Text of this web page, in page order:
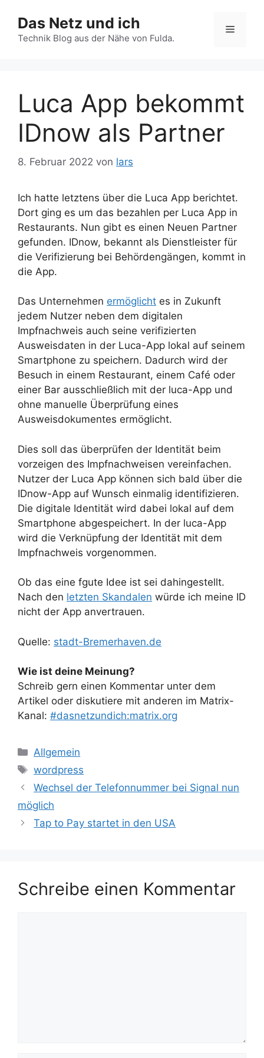
Inhalt
springen
Das Netz und ich
Technik Blog aus der Nähe von Fulda.
Menü
Luca App bekommt
IDnow als Partner
8. Februar 2022 von lars
Ich hatte letztens über die Luca App berichtet.
Dort ging es um das bezahlen per Luca App in
Restaurants. Nun gibt es einen Neuen Partner
gefunden. IDnow, bekannt als Dienstleister für
die Verifizierung bei Behördengängen, kommt in
die App.
Das Unternehmen ermöglicht es in Zukunft
jedem Nutzer neben dem digitalen
Impfnachweis auch seine verifizierten
Ausweisdaten in der Luca-App lokal auf seinem
Smartphone zu speichern. Dadurch wird der
Besuch in einem Restaurant, einem Café oder
einer Bar ausschließlich mit der luca-App und
ohne manuelle Überprüfung eines
Ausweisdokumentes ermöglicht.
Dies soll das überprüfen der Identität beim
vorzeigen des Impfnachweisen vereinfachen.
Nutzer der Luca App können sich bald über die
IDnow-App auf Wunsch einmalig identifizieren.
Die digitale Identität wird dabei lokal auf dem
Smartphone abgespeichert. In der luca-App
wird die Verknüpfung der Identität mit dem
Impfnachweis vorgenommen.
Ob das eine fgute Idee ist sei dahingestellt.
Nach den letzten Skandalen würde ich meine ID
nicht der App anvertrauen.
Quelle: stadt-Bremerhaven.de
Wie ist deine Meinung?
Schreib gern einen Kommentar unter dem
Artikel oder diskutiere mit anderen im Matrix-
Kanal: #dasnetzundich:matrix.org
Kategorien
Allgemein
Schlagwörter
wordpress
Wechsel der Telefonnummer bei Signal nun
möglich
Tap to Pay startet in den USA
Schreibe einen Kommentar